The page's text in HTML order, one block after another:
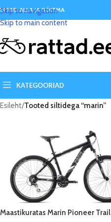
Skip to navigation
Skip to main content
ALLA JA SÕITMA
KATEGOORIAD
Esileht/Tooted siltidega “marin”
Maastikuratas Marin Pioneer Trail